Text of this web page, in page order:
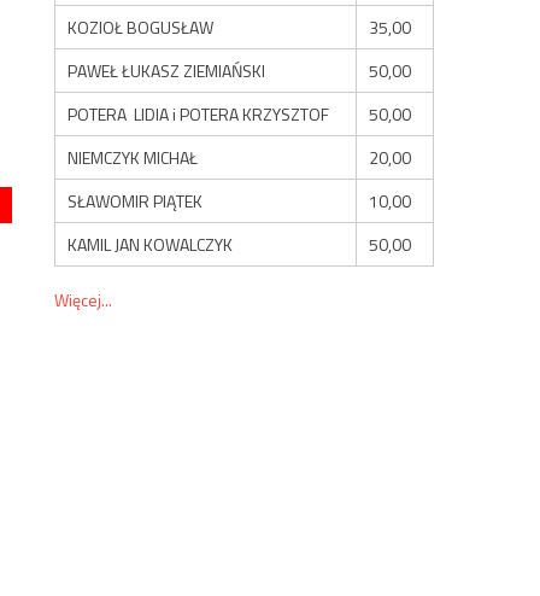
KOZIOŁ BOGUSŁAW
35,00
PAWEŁ ŁUKASZ ZIEMIAŃSKI
50,00
POTERA LIDIA i POTERA KRZYSZTOF
50,00
NIEMCZYK MICHAŁ
20,00
SŁAWOMIR PIĄTEK
10,00
KAMIL JAN KOWALCZYK
50,00
Więcej...